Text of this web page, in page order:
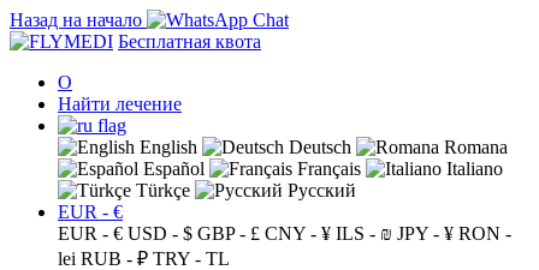
Назад на начало
Бесплатная квота
О
Найти лечение
English Deutsch
Romana
Español
Français
Italiano
Türkçe
Русский
EUR - €
EUR - € USD - $ GBP - £ CNY - ¥ ILS - ₪ JPY - ¥ RON -
lei RUB - ₽ TRY - TL